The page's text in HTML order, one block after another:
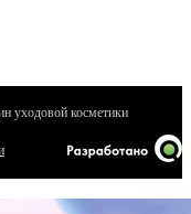
уходовой косметики